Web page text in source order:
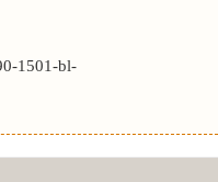
1501-bl-